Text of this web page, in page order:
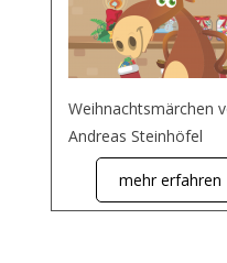
Weihnachtsmärchen
Andreas Steinhöfel
mehr erfahren